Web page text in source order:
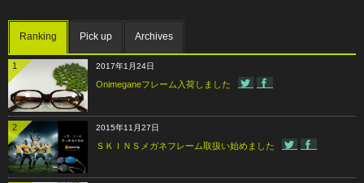
Ranking Pick up Archives
1 2017年1月24日
Onimeganeフレーム入荷しました
2 2015年11月27日
ＳＫＩＮＳメガネフレーム取扱い始めました